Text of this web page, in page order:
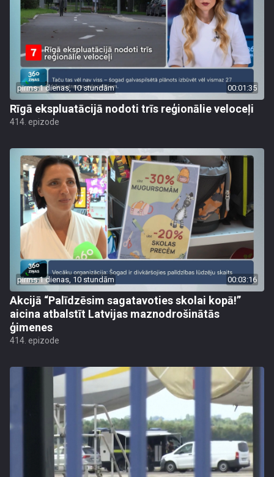
pirms 1 dienas, 10 stundām 00:01:35
Rīgā ekspluatācijā nodoti trīs reģionālie veloceļi
414. epizode
pirms 1 dienas, 10 stundām 00:03:16
Akcijā “Palīdzēsim sagatavoties skolai kopā!”
aicina atbalstīt Latvijas maznodrošinātās
ģimenes
414. epizode